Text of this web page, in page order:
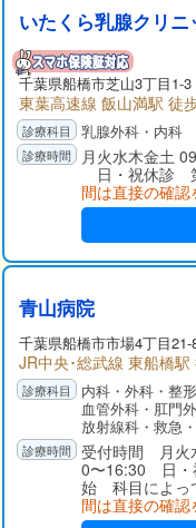
いたくら乳腺クリニ
千葉県船橋市芝山3丁目1-3
東葉高速線 飯山満駅 徒
乳腺外科・内科
月火水木金土
日・祝休診
間は直接の確認
青山病院
千葉県船橋市市場4丁目21-
JR中央･総武線 東船橋
内科・外科・整
血管外科・肛門
放射線科・救急
受付時間 月火
0〜16:30 日・
始 科目によっ
間は直接の確認